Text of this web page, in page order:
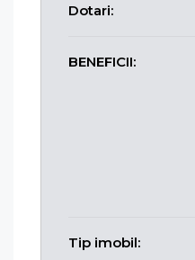
Dotari:
BENEFICII:
Tip imobil: